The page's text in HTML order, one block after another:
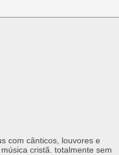
com cânticos, louvores e
cristã. totalmente sem